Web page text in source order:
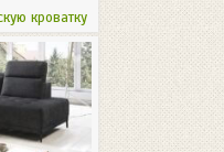
кроватку